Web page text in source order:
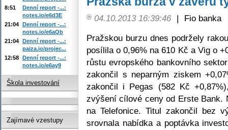
04.10.2013 16:39:46 |
Fio banka
Pražskou burzu dnes podržely
posílila o 0,96% na 610 Kč a Vig o
růstu evropského bankovního
zakončil s neparným ziskem
zakončil i Pegas (582 Kč
zvýšení cílové ceny od Erste Bank.
na Telefonice. Titul zakončil bez
srovnala nabídka a poptávka
8:51
Denní report -...:
notes.io/e6d3E
21:04 Denní report -...:
notes.io/e6aQb
21:04 Denní report -...:
paiza.io/projec...
12:58 Denní report -...:
notes.io/e6ay9
Škola investování
Zajímavé vzestupy